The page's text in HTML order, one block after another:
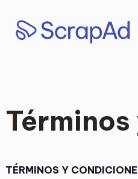
TÉRMINOS Y